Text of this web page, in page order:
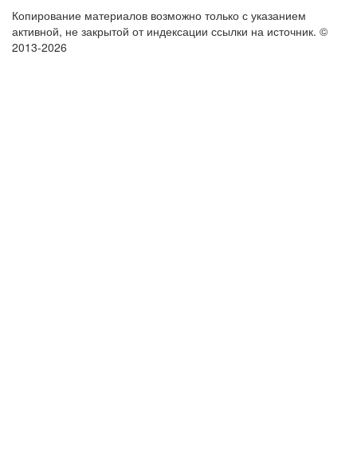
Копирование материалов возможно только с указанием
активной, не закрытой от индексации ссылки на источник. ©
2013-2026